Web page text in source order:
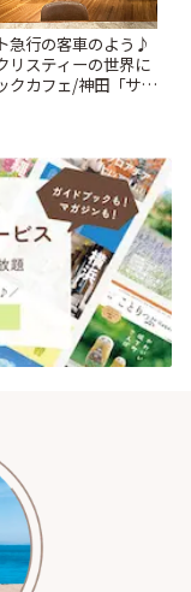
急行の客車のよう♪
リスティーの世界に
クカフェ/神田「サロ